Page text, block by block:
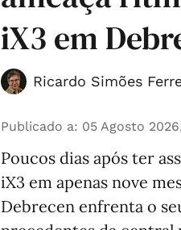
iX3 em
Ricardo Simões
Publicado a: 05 Agosto
Poucos dias após ter
iX3 em apenas nove
Debrecen enfrenta o